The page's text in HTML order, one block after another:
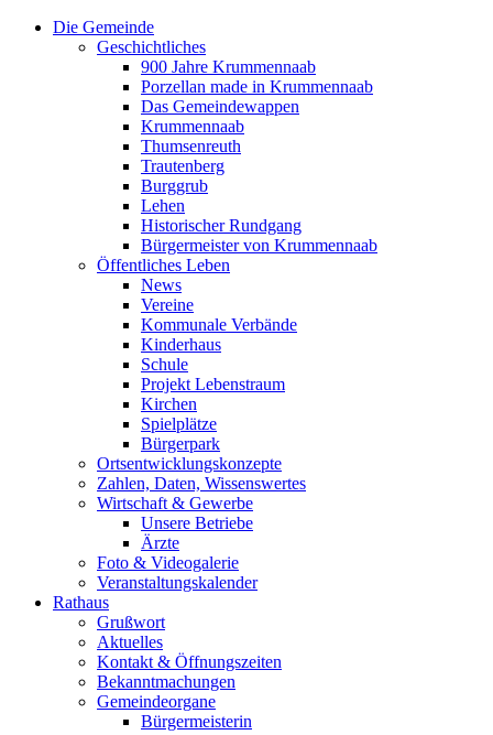
Die Gemeinde
Geschichtliches
900 Jahre Krummennaab
Porzellan made in Krummennaab
Das Gemeindewappen
Krummennaab
Thumsenreuth
Trautenberg
Burggrub
Lehen
Historischer Rundgang
Bürgermeister von Krummennaab
Öffentliches Leben
News
Vereine
Kommunale Verbände
Kinderhaus
Schule
Projekt Lebenstraum
Kirchen
Spielplätze
Bürgerpark
Ortsentwicklungskonzepte
Zahlen, Daten, Wissenswertes
Wirtschaft & Gewerbe
Unsere Betriebe
Ärzte
Foto & Videogalerie
Veranstaltungskalender
Rathaus
Grußwort
Aktuelles
Kontakt & Öffnungszeiten
Bekanntmachungen
Gemeindeorgane
Bürgermeisterin